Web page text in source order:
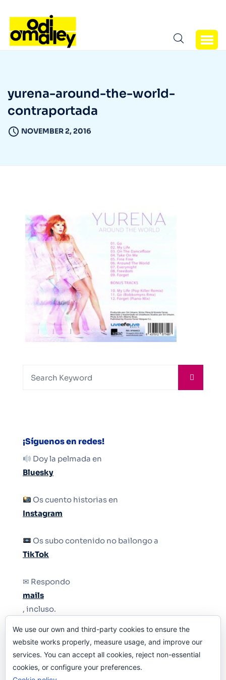
yurena-around-the-world-
contraportada
NOVEMBER 2, 2016
¡Síguenos en redes!
Doy la pelmada en
Bluesky
Os cuento historias en
Instagram
Os subo contenido no bailongo a
TikTok
✉ Respondo
mails
, incluso.
Y si una persona no puede tener teléfono, que
le quiten el teléfono.
We use our own and third-party cookies to ensure the
website works properly, measure usage, and improve our
services. You can accept all cookies, reject non-essential
cookies, or configure your preferences.